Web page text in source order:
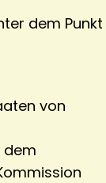
dem Punkt
von